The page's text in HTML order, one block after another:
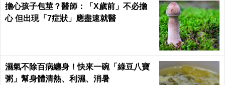
擔心孩子包莖？醫師：「X歲前」不必擔
心 但出現「7症狀」應盡速就醫
濕氣不除百病纏身！快來一碗「綠豆八寶
粥」幫身體清熱、利濕、消暑